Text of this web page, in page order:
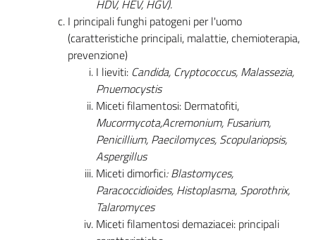
HDV, HEV, HGV).
I principali funghi patogeni per l'uomo
(caratteristiche principali, malattie, chemioterapia,
prevenzione)
I lieviti: Candida, Cryptococcus, Malassezia,
Pnuemocystis
Miceti filamentosi: Dermatofiti,
Mucormycota,Acremonium, Fusarium,
Penicillium, Paecilomyces, Scopulariopsis,
Aspergillus
Miceti dimorfici: Blastomyces,
Paracoccidioides, Histoplasma, Sporothrix,
Talaromyces
Miceti filamentosi demaziacei: principali